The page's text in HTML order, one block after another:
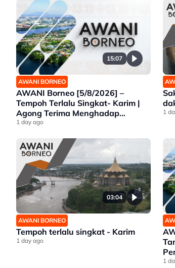
15:07
AWANI BORNEO
AWANI Borneo [5/8/2026] –
Tempoh Terlalu Singkat- Karim |
Agong Terima Menghadap
Premier Sarawak | Ancaman
1 day ago
1
03:04
AWANI BORNEO
Tempoh terlalu singkat - Karim
1 day ago
1